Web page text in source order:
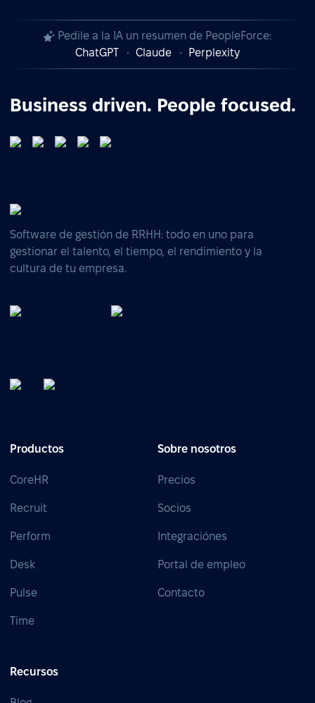
Pedile a la IA un resumen de PeopleForce:
ChatGPT
Claude Perplexity
Business driven. People focused.
Software de gestión de RRHH: todo en uno para
gestionar el talento, el tiempo, el rendimiento y la
cultura de tu empresa.
Productos
CoreHR
Recruit
Perform
Desk
Pulse
Time
Sobre nosotros
Precios
Socios
Integraciónes
Portal de empleo
Contacto
Recursos